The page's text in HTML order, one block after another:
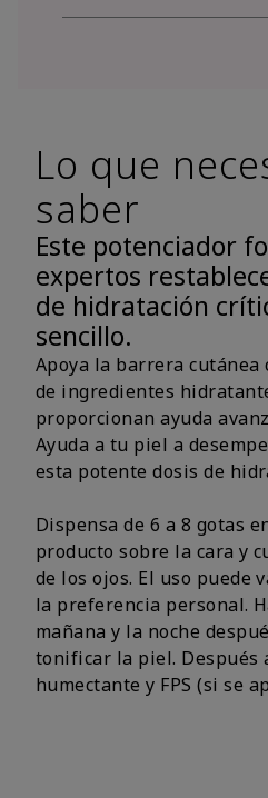
Lo que
saber
Este potenciador
expertos
de hidratación
sencillo.
Apoya la barrera cutánea
de ingredientes
proporcionan ayuda
Ayuda a tu piel a
esta potente dosis de
Dispensa de 6 a 8 gotas
producto sobre la cara y
de los ojos. El uso puede
la preferencia personal.
mañana y la noche
tonificar la piel. Después
humectante y FPS (si se